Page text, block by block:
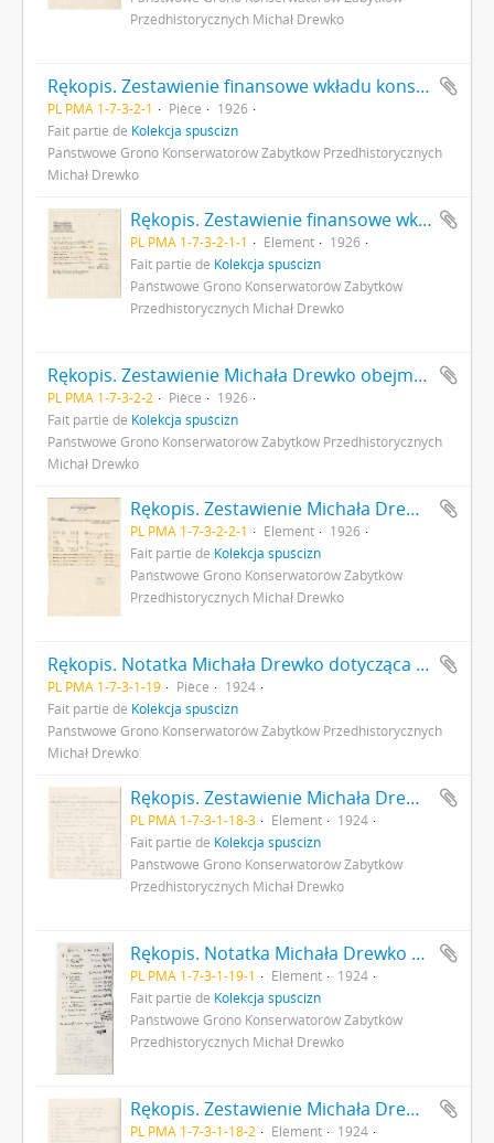
Przedhistorycznych Michał Drewko
Rękopis. Zestawienie finansowe wkładu konserwatora Ludwika Sawickiego na badania wykopaliskowe Gródku pow. Równe w 1926 r.
PL PMA 1-7-3-2-1 Pièce
1926
Fait partie de Kolekcja spuścizn
Państwowe Grono Konserwatorów Zabytków Przedhistorycznych
Michał Drewko
Rękopis. Zestawienie finansowe wkładu konserwatora Ludwika Sawickiego na badania wykopaliskowe Gródku pow. Równe w 1926 r. s. 1
PL PMA 1-7-3-2-1-1 Element
1926
Fait partie de Kolekcja spuścizn
Państwowe Grono Konserwatorów Zabytków
Przedhistorycznych Michał Drewko
Rękopis. Zestawienie Michała Drewko obejmujące wydatki z zasiłku w kwocie 2000 zł na badania wykopaliskowe w Gródku pow. Równe w 1926 r.
PL PMA 1-7-3-2-2 Pièce
1926
Fait partie de Kolekcja spuścizn
Państwowe Grono Konserwatorów Zabytków Przedhistorycznych
Michał Drewko
Rękopis. Zestawienie Michała Drewko obejmujące wydatki z zasiłku w kwocie 2000 zł na badania wykopaliskowe w Gródku pow. Równe w 1926 r. s. 1: strona z pieczątką Działu Dokumentacji PMA
PL PMA 1-7-3-2-2-1 Element
1926
Fait partie de Kolekcja spuścizn
Państwowe Grono Konserwatorów Zabytków
Przedhistorycznych Michał Drewko
Rękopis. Notatka Michała Drewko dotycząca preliminarza budżetowego oraz zestawienia inne
PL PMA 1-7-3-1-19 Pièce
1924
Fait partie de Kolekcja spuścizn
Państwowe Grono Konserwatorów Zabytków Przedhistorycznych
Michał Drewko
Rękopis. Zestawienie Michała Drewko - inwentaryzacja przezroczy - lista 60 przeźroczy s. 3: cd.
PL PMA 1-7-3-1-18-3 Element
1924
Fait partie de Kolekcja spuścizn
Państwowe Grono Konserwatorów Zabytków
Przedhistorycznych Michał Drewko
Rękopis. Notatka Michała Drewko dotycząca preliminarza budżetowego oraz zestawienia inne s. 1
PL PMA 1-7-3-1-19-1 Element
1924
Fait partie de Kolekcja spuścizn
Państwowe Grono Konserwatorów Zabytków
Przedhistorycznych Michał Drewko
Rękopis. Zestawienie Michała Drewko - inwentaryzacja przezroczy - lista 60 przeźroczy s. 2: cd.
PL PMA 1-7-3-1-18-2 Element 1924